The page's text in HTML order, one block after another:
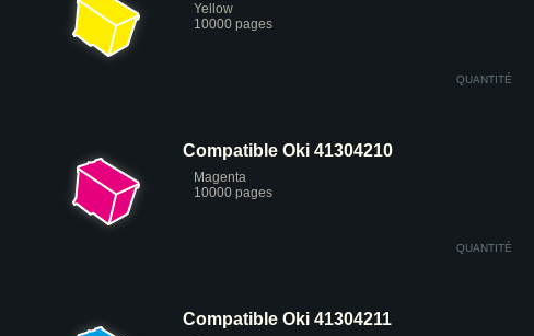
Yellow
10000 pages
QUANTITÉ
Compatible Oki 41304210
Magenta
10000 pages
QUANTITÉ
Compatible Oki 41304211